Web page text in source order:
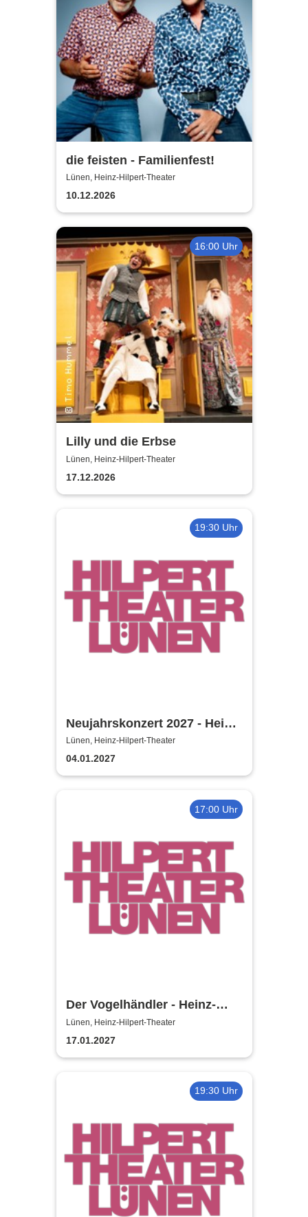
die feisten - Familienfest!
Lünen, Heinz-Hilpert-Theater
10.12.2026
16:00 Uhr
Lilly und die Erbse
Lünen, Heinz-Hilpert-Theater
17.12.2026
19:30 Uhr
Neujahrskonzert 2027 - Heinz-
Hilpert-Theater
Lünen, Heinz-Hilpert-Theater
04.01.2027
17:00 Uhr
Der Vogelhändler - Heinz-
Hilpert-Theater
Lünen, Heinz-Hilpert-Theater
17.01.2027
19:30 Uhr